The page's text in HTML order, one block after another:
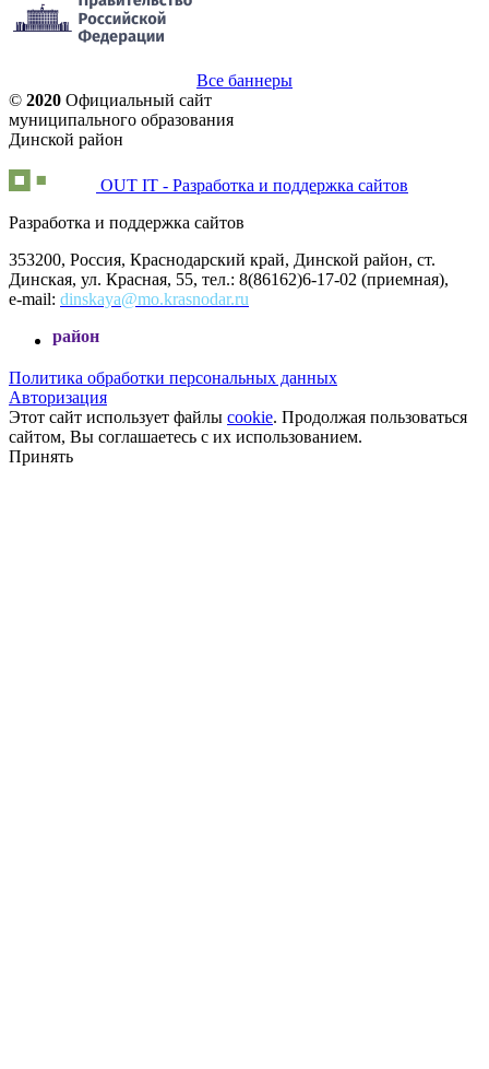
Все баннеры
© 2020 Официальный сайт
муниципального образования
Динской район
OUT IT - Разработка и поддержка сайтов
Разработка и поддержка сайтов
353200, Россия, Краснодарский край, Динской район, ст.
Динская, ул. Красная, 55, тел.: 8(86162)6-17-02 (приемная),
e-mail: dinskaya@mo.krasnodar.ru
Политика обработки персональных данных
Авторизация
Этот сайт использует файлы cookie. Продолжая пользоваться
сайтом, Вы соглашаетесь с их использованием.
Принять